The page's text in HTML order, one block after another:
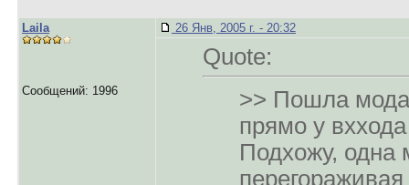
Laila
Сообщений: 1996
26 Янв, 2005 г. - 20:32
Quote:
>> Пошла
прямо у
Подхожу, одна